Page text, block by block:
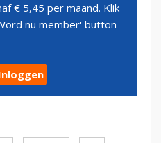
€ 5,45 per maand. Klik
nu member' button